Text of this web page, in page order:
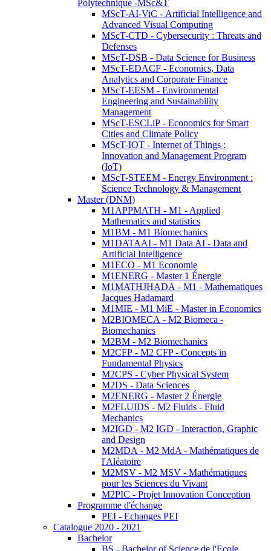
Polytechnique -MSc&T
MScT-AI-ViC - Artificial Intelligence and
Advanced Visual Computing
MScT-CTD - Cybersecurity : Threats and
Defenses
MScT-DSB - Data Science for Business
MScT-EDACF - Economics, Data
Analytics and Corporate Finance
MScT-EESM - Environmental
Engineering and Sustainability
Management
MScT-ESCLiP - Economics for Smart
Cities and Climate Policy
MScT-IOT - Internet of Things :
Innovation and Management Program
(IoT)
MScT-STEEM - Energy Environment :
Science Technology & Management
Master (DNM)
M1APPMATH - M1 - Applied
Mathematics and statistics
M1BM - M1 Biomechanics
M1DATAAI - M1 Data AI - Data and
Artificial Intelligence
M1ECO - M1 Economie
M1ENERG - Master 1 Énergie
M1MATHJHADA - M1 - Mathematiques
Jacques Hadamard
M1MIE - M1 MiE - Master in Economics
M2BIOMECA - M2 Biomeca -
Biomechanics
M2BM - M2 Biomechanics
M2CFP - M2 CFP - Concepts in
Fundamental Physics
M2CPS - Cyber Physical System
M2DS - Data Sciences
M2ENERG - Master 2 Énergie
M2FLUIDS - M2 Fluids - Fluid
Mechanics
M2IGD - M2 IGD - Interaction, Graphic
and Design
M2MDA - M2 MdA - Mathématiques de
l'Aléatoire
M2MSV - M2 MSV - Mathématiques
pour les Sciences du Vivant
M2PIC - Projet Innovation Conception
Programme d'échange
PEI - Echanges PEI
Catalogue 2020 - 2021
Bachelor
BS - Bachelor of Science de l'Ecole